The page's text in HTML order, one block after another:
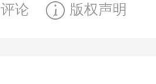
评论 版权声明